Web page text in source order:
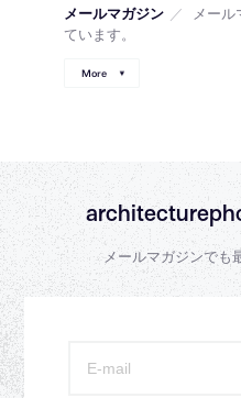
メールマガジン ／
メー
ています。
More
メールマガジンでも